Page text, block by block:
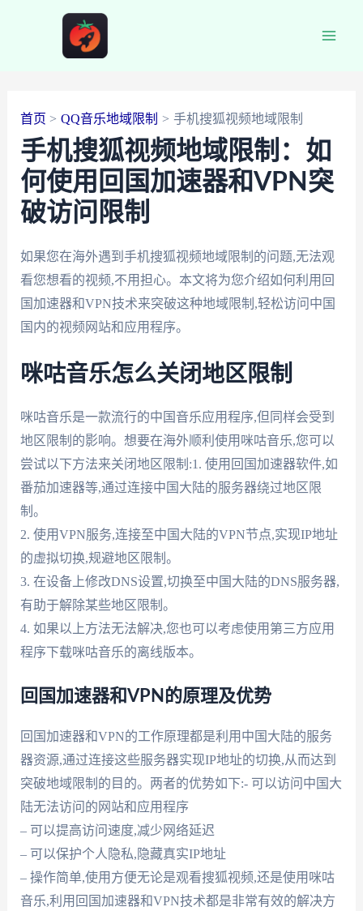
首页 QQ音乐地域限制 手机搜狐视频地域限制
手机搜狐视频地域限制：如
何使用回国加速器和VPN突
破访问限制
如果您在海外遇到手机搜狐视频地域限制的问题,无法观
看您想看的视频,不用担心。本文将为您介绍如何利用回
国加速器和VPN技术来突破这种地域限制,轻松访问中国
国内的视频网站和应用程序。
咪咕音乐怎么关闭地区限制
咪咕音乐是一款流行的中国音乐应用程序,但同样会受到
地区限制的影响。想要在海外顺利使用咪咕音乐,您可以
尝试以下方法来关闭地区限制:1. 使用回国加速器软件,如
番茄加速器等,通过连接中国大陆的服务器绕过地区限
制。
2. 使用VPN服务,连接至中国大陆的VPN节点,实现IP地址
的虚拟切换,规避地区限制。
3. 在设备上修改DNS设置,切换至中国大陆的DNS服务器,
有助于解除某些地区限制。
4. 如果以上方法无法解决,您也可以考虑使用第三方应用
程序下载咪咕音乐的离线版本。
回国加速器和VPN的原理及优势
回国加速器和VPN的工作原理都是利用中国大陆的服务
器资源,通过连接这些服务器实现IP地址的切换,从而达到
突破地域限制的目的。两者的优势如下:- 可以访问中国大
陆无法访问的网站和应用程序
– 可以提高访问速度,减少网络延迟
– 可以保护个人隐私,隐藏真实IP地址
– 操作简单,使用方便无论是观看搜狐视频,还是使用咪咕
音乐,利用回国加速器和VPN技术都是非常有效的解决方